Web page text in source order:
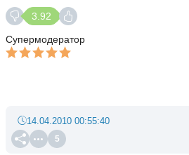
3.92
Супермодератор
5
14.04.2010 00:55:40